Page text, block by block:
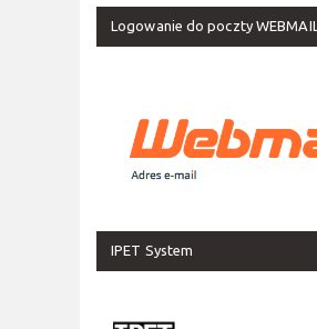
Logowanie do poczty WEBMAIL
IPET System